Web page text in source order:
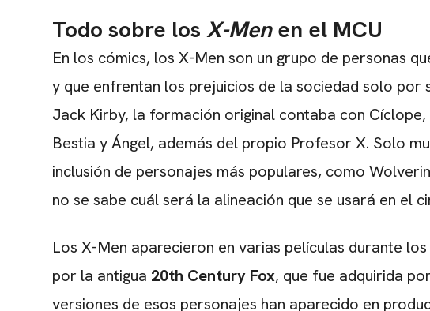
Todo sobre los X-Menen el MCU
En los cómics, los X-Men son un grupo de personas
y que enfrentan los prejuicios de la sociedad solo por
Jack Kirby, la formación original contaba con
Bestia y Ángel, además del propio Profesor X. Solo
inclusión de personajes más populares, como
no se sabe cuál será la alineación que se usará en el
Los X-Men aparecieron en varias películas durante
por la antigua 20th Century Fox, que fue adquirida
versiones de esos personajes han aparecido en